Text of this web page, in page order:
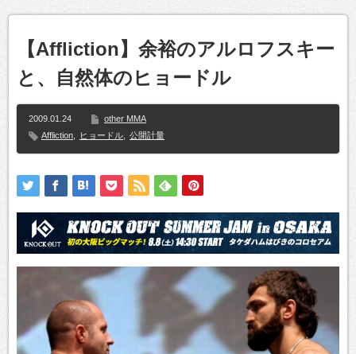
【Affliction】余裕のアルロフスキー
と、自然体のヒョードル
2009.01.24
other MMA
Affliction
ヒョードル 公開計量